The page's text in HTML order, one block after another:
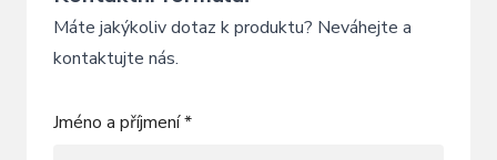
Máte jakýkoliv dotaz k produktu? Neváhejte a
kontaktujte nás.
Jméno a příjmení *